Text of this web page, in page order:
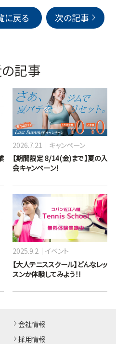
に戻る 次の記事
記事
【期間限定 8/14(金)まで】夏の入
会キャンペーン！
2026.7.21 キャンペーン
【大人テニススクール】どんなレッ
スンか体験してみよう！!
2025.9.2 イベント
会社情報
採用情報